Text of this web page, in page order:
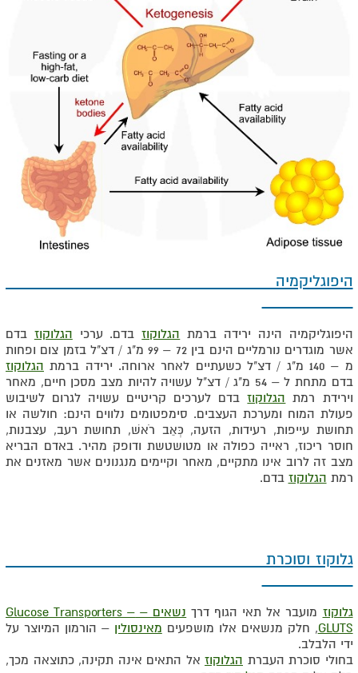
היפוגליקמיה
היפוגליקמיה הינה ירידה ברמת הגלוקוזבדם. ערכי הגלוקוז בדם
אשר מוגדרים נורמליים הינם בין 72 – 99 מ"ג / דצ"ל בזמן צום ופחות
מ – 140 מ"ג / דצ"ל כשעתיים לאחר ארוחה. ירידה ברמת
הגלוקוז
בדם מתחת ל – 54 מ"ג / דצ"ל עשויה להיות מצב מסכן חיים, מאחר
וירידת רמת הגלוקוזבדם לערכים קריטיים עשויה לגרום לשיבוש
פעולת המוח ומערכת העצבים. סימפטומים נלווים הינם: חולשה או
תחושת עייפות, רעידות, הזעה, כְּאֵב רֹאשׁ, תחושת רעב, עצבנות,
חוסר ריכוז, ראייה כפולה או מטושטשת ודופק מהיר. באדם הבריא
מצב זה לרוב אינו מתקיים, מאחר וקיימים מנגנונים אשר מאזנים את
רמת הגלוקוז בדם.
גלוקוז וסוכרת
גלוקוז מועבר אל תאי הגוף דרך
נשאים – Glucose Transporters –
GLUTS, חלק מנשאים אלו מושפעים מאינסולין – הורמון המיוצר על
ידי הלבלב.
בחולי סוכרת העברת הגלוקוזאל התאים אינה תקינה, כתוצאה מכך,